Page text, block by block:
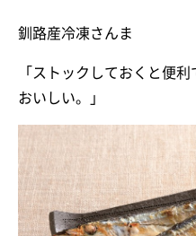
釧路産冷凍さんま
「ストックしておくと便
おいしい。」